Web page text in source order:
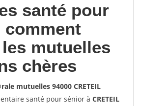
santé pour
mutuelles
chères
mutuelles 94000 CRETEIL
santé pour sénior à CRETEIL